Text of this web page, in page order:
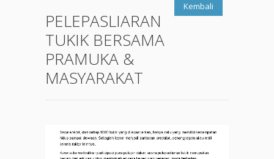
Kembali
PELEPASLIARAN
TUKIK BERSAMA
PRAMUKA &
MASYARAKAT